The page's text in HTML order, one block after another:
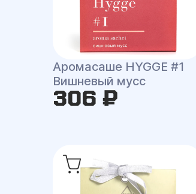
Аромасаше HYGGE #1
Вишневый мусс
306 ₽